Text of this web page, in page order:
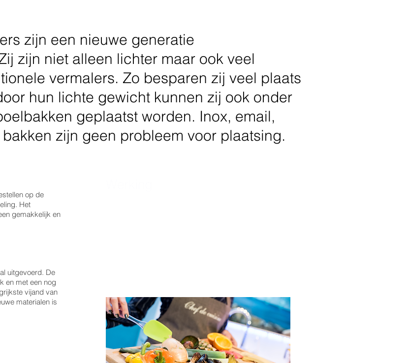
zijn een nieuwe generatie
zijn niet alleen lichter maar ook veel
vermalers. Zo besparen zij veel plaats
hun lichte gewicht kunnen zij ook onder
geplaatst worden. Inox, email,
zijn geen probleem voor plaatsing.
op de
Het
gemakkelijk en
uitgevoerd. De
en met een nog
vijand van
materialen is